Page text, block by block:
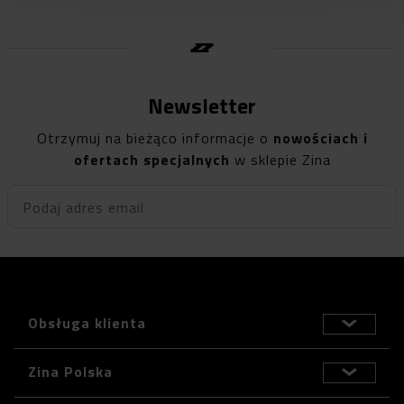
Newsletter
Otrzymuj na bieżąco informacje o nowościach i
ofertach specjalnych w sklepie Zina
Podaj adres email
Obsługa klienta
Zina Polska